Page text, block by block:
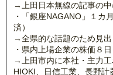
→上田日本無線の記事の
・「銀座NAGANO」１カ
済）
→全県的な話題のため見
・県内上場企業の株価８
→上田市内に本社・主力
HIOKI、日信工業、長野